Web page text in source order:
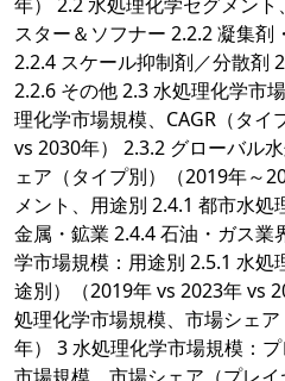
スター＆ソフナー 2.2.2 凝集剤
2.2.4 スケール抑制剤／分散剤
2.2.6 その他 2.3 水処理化学市
理化学市場規模、CAGR（タ
vs 2030年） 2.3.2 グローバル
ェア（タイプ別）（2019年～
メント、用途別 2.4.1 都市水処
金属・鉱業 2.4.4 石油・ガス業
学市場規模：用途別 2.5.1 水処
途別）（2019年 vs 2023年 vs
処理化学市場規模、市場シェ
年） 3 水処理化学市場規模：